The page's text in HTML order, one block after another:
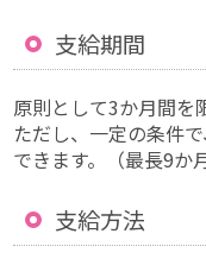
支給期間
原則として3か月間を
ただし、一定の条件
できます。（最長9か
支給方法